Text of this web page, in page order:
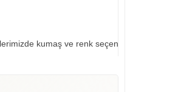
kumaş ve renk seçeneklerimiz